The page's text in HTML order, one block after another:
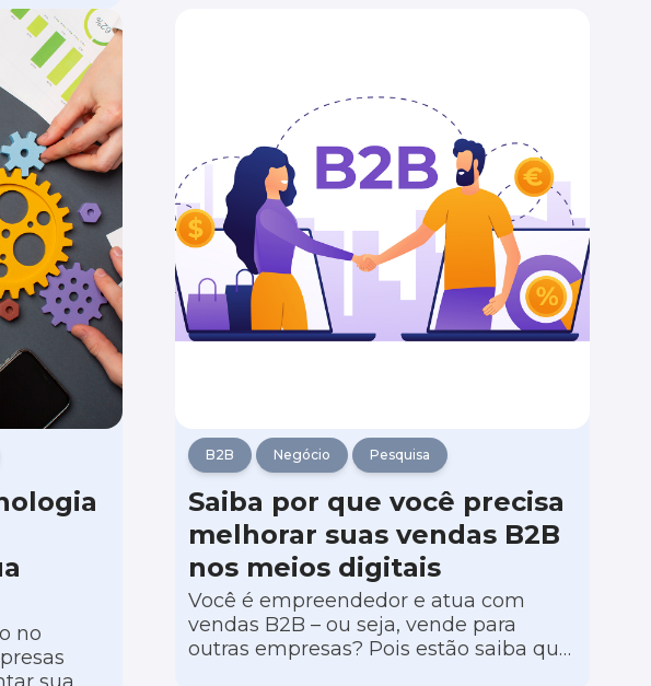
de
artigo, exploraremos a importância das
atualizações nas tecnologias internas,
com foco especial na equipe de
tecnologia que mantém sites e
plataformas funcionando
perfeitamente.
no
sua
B2B Negócio Pesquisa
Saiba por que você precisa
melhorar suas vendas B2B
nos meios digitais
Você é empreendedor e atua com
vendas B2B – ou seja, vende para
outras empresas? Pois estão saiba que,